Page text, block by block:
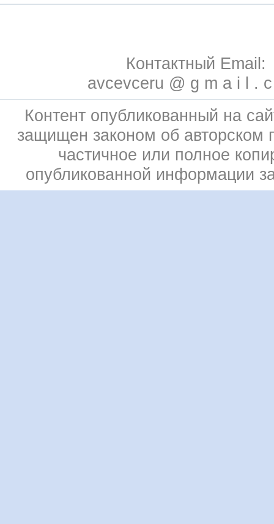
Контактный Email:
avcevceru @ g m a i l .
Контент опубликованный на
защищен законом об авторском
частичное или полное
опубликованной информации